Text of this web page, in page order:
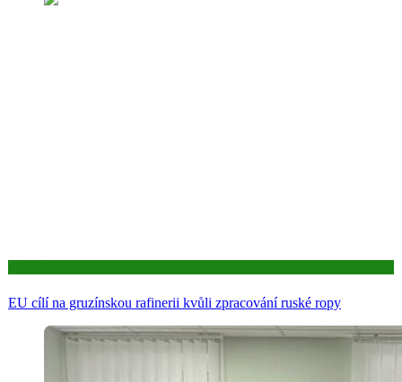
EU cílí na gruzínskou rafinerii kvůli zpracování ruské ropy